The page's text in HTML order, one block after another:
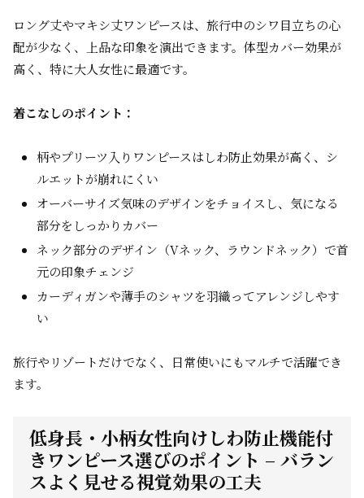
ロング丈やマキシ丈ワンピースは、旅行中のシワ目立ちの心
配が少なく、上品な印象を演出できます。体型カバー効果が
高く、特に大人女性に最適です。
着こなしのポイント：
柄やプリーツ入りワンピースはしわ防止効果が高く、シ
ルエットが崩れにくい
オーバーサイズ気味のデザインをチョイスし、気になる
部分をしっかりカバー
ネック部分のデザイン（Vネック、ラウンドネック）で首
元の印象チェンジ
カーディガンや薄手のシャツを羽織ってアレンジしやす
い
旅行やリゾートだけでなく、日常使いにもマルチで活躍でき
ます。
低身長・小柄女性向けしわ防止機能付
きワンピース選びのポイント – バラン
スよく見せる視覚効果の工夫